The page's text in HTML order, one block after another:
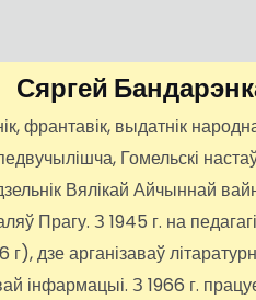
Сяргей
франтавік, выдатнік
Гомельскі
Вялікай
Прагу. З 1945 г. на
дзе арганізаваў
інфармацыі. З 1966 г.